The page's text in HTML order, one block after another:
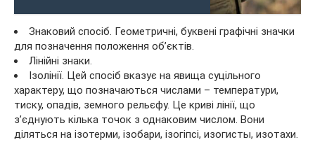
Знаковий спосіб. Геометричні, буквені графічні значки
для позначення положення об’єктів.
Лінійні знаки.
Ізолінії. Цей спосіб вказує на явища суцільного
характеру, що позначаються числами – температури,
тиску, опадів, земного рельєфу. Це криві лінії, що
з’єднують кілька точок з однаковим числом. Вони
діляться на ізотерми, ізобари, ізогіпсі, изогисты, изотахи.